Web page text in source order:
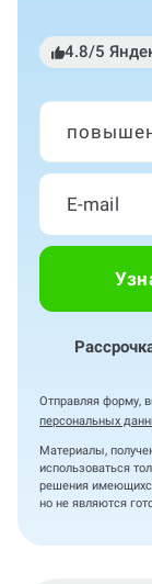
4.8/5
Отправляя форму,
персональных
Материалы,
использоваться
решения
но не являются